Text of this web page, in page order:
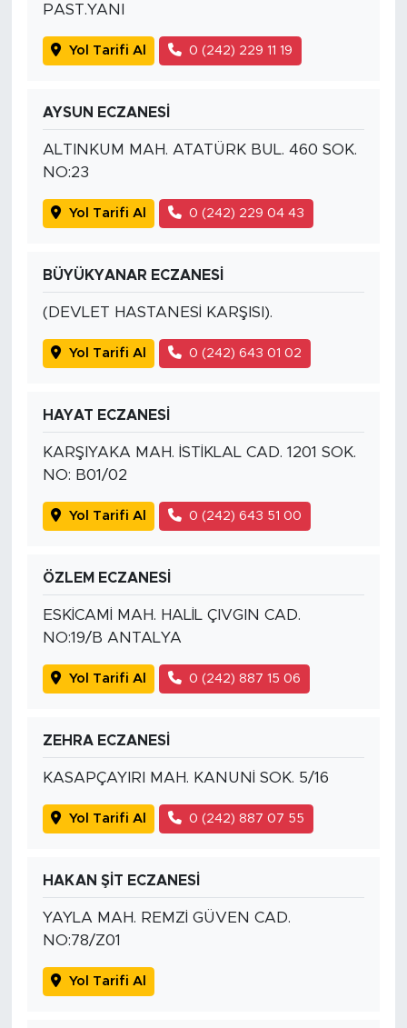
PAST.YANI
Yol Tarifi Al 0 (242) 229 11 19
AYSUN ECZANESİ
ALTINKUM MAH. ATATÜRK BUL. 460 SOK.
NO:23
Yol Tarifi Al 0 (242) 229 04 43
BÜYÜKYANAR ECZANESİ
(DEVLET HASTANESİ KARŞISI).
Yol Tarifi Al 0 (242) 643 01 02
HAYAT ECZANESİ
KARŞIYAKA MAH. İSTİKLAL CAD. 1201 SOK.
NO: B01/02
Yol Tarifi Al 0 (242) 643 51 00
ÖZLEM ECZANESİ
ESKİCAMİ MAH. HALİL ÇIVGIN CAD.
NO:19/B ANTALYA
Yol Tarifi Al 0 (242) 887 15 06
ZEHRA ECZANESİ
KASAPÇAYIRI MAH. KANUNİ SOK. 5/16
Yol Tarifi Al 0 (242) 887 07 55
HAKAN ŞİT ECZANESİ
YAYLA MAH. REMZİ GÜVEN CAD.
NO:78/Z01
Yol Tarifi Al